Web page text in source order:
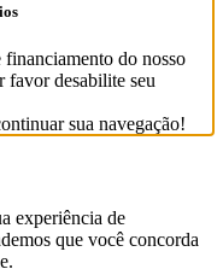
do nosso
favor desabilite seu
sua navegação!
experiência de
que você concorda